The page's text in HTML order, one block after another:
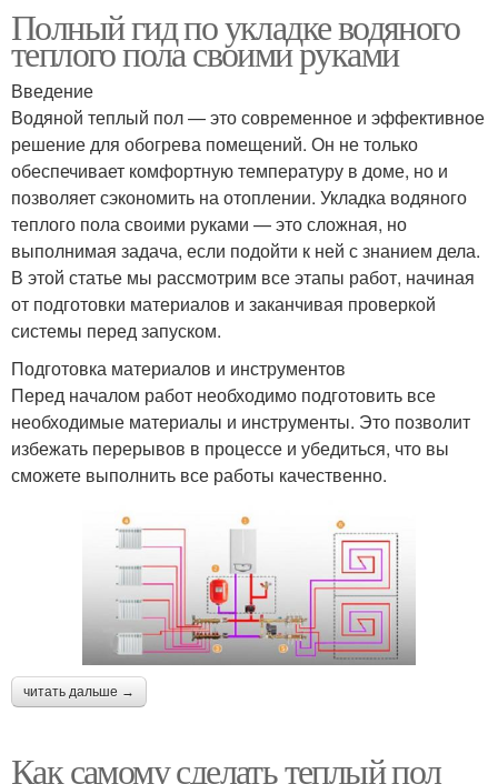
Полный гид по укладке водяного
теплого пола своими руками
Введение
Водяной теплый пол — это современное и эффективное
решение для обогрева помещений. Он не только
обеспечивает комфортную температуру в доме, но и
позволяет сэкономить на отоплении. Укладка водяного
теплого пола своими руками — это сложная, но
выполнимая задача, если подойти к ней с знанием дела.
В этой статье мы рассмотрим все этапы работ, начиная
от подготовки материалов и заканчивая проверкой
системы перед запуском.
Подготовка материалов и инструментов
Перед началом работ необходимо подготовить все
необходимые материалы и инструменты. Это позволит
избежать перерывов в процессе и убедиться, что вы
сможете выполнить все работы качественно.
читать дальше →
Как самому сделать теплый пол